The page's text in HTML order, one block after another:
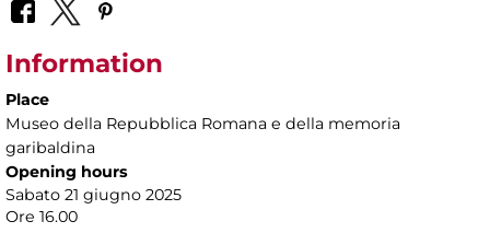
Information
Place
Museo della Repubblica Romana e della memoria
garibaldina
Opening hours
Sabato 21 giugno 2025
Ore 16.00